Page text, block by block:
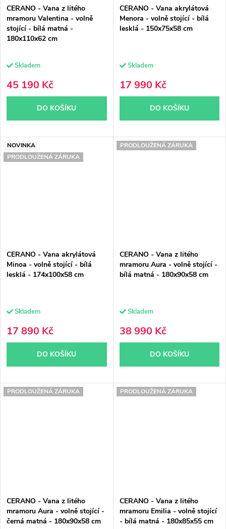
CERANO - Vana z litého
mramoru Valentina - volně
stojící - bílá matná -
180x110x62 cm
Skladem
45 190 Kč
DO KOŠÍKU
CERANO - Vana akrylátová
Menora - volně stojící - bílá
lesklá - 150x75x58 cm
Skladem
17 990 Kč
DO KOŠÍKU
NOVINKA
PRODLOUŽENÁ ZÁRUKA
CERANO - Vana akrylátová
Minoa - volně stojící - bílá
lesklá - 174x100x58 cm
Skladem
17 890 Kč
DO KOŠÍKU
PRODLOUŽENÁ ZÁRUKA
CERANO - Vana z litého
mramoru Aura - volně stojící -
bílá matná - 180x90x58 cm
Skladem
38 990 Kč
DO KOŠÍKU
PRODLOUŽENÁ ZÁRUKA
CERANO - Vana z litého
mramoru Aura - volně stojící -
černá matná - 180x90x58 cm
PRODLOUŽENÁ ZÁRUKA
CERANO - Vana z litého
mramoru Emilia - volně stojící
- bílá matná - 180x85x55 cm